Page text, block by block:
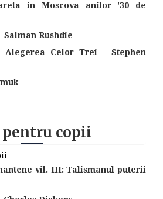
in Moscova anilor '30 de
Salman Rushdie
Alegerea Celor Trei - Stephen
copii
vil. III: Talismanul puterii